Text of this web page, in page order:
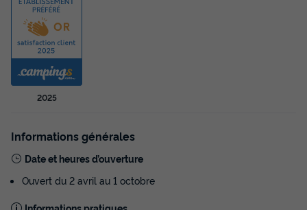
MOBILHOME 4 personnes - Cottage
Arcachon 3 Pièces 4 Personnes Climatisé +
TV
Annulation gratuite
2025
Informations générales
Date et heures d’ouverture
Ouvert du 2 avril au 1 octobre